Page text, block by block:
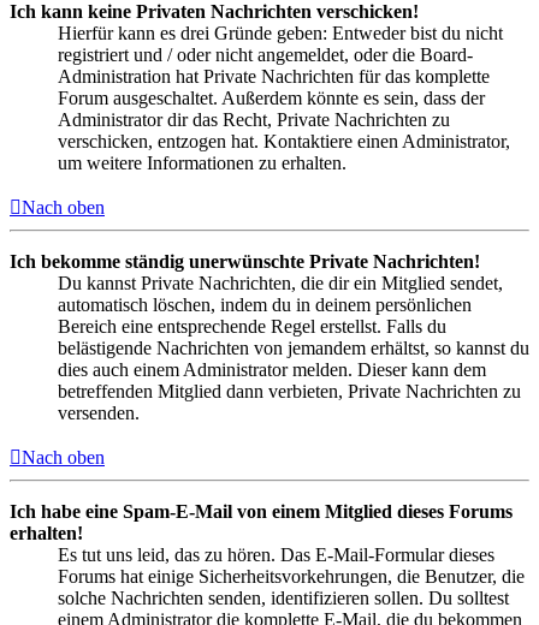
Ich kann keine Privaten Nachrichten verschicken!
Hierfür kann es drei Gründe geben: Entweder bist du nicht
registriert und / oder nicht angemeldet, oder die Board-
Administration hat Private Nachrichten für das komplette
Forum ausgeschaltet. Außerdem könnte es sein, dass der
Administrator dir das Recht, Private Nachrichten zu
verschicken, entzogen hat. Kontaktiere einen Administrator,
um weitere Informationen zu erhalten.
Nach oben
Ich bekomme ständig unerwünschte Private Nachrichten!
Du kannst Private Nachrichten, die dir ein Mitglied sendet,
automatisch löschen, indem du in deinem persönlichen
Bereich eine entsprechende Regel erstellst. Falls du
belästigende Nachrichten von jemandem erhältst, so kannst du
dies auch einem Administrator melden. Dieser kann dem
betreffenden Mitglied dann verbieten, Private Nachrichten zu
versenden.
Nach oben
Ich habe eine Spam-E-Mail von einem Mitglied dieses Forums
erhalten!
Es tut uns leid, das zu hören. Das E-Mail-Formular dieses
Forums hat einige Sicherheitsvorkehrungen, die Benutzer, die
solche Nachrichten senden, identifizieren sollen. Du solltest
einem Administrator die komplette E-Mail, die du bekommen